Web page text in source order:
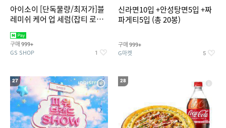
아이소이 [단독물량/최저가]블
레미쉬 케어 업 세럼(잡티 로즈
2027-04-24)
구매 999+
GS SHOP 1
신라면10입 +안성탕면5입 +짜
파게티5입 (총 20봉)
구매 999+
G마켓 5
27 28